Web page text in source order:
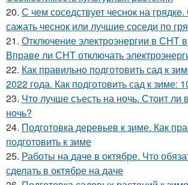
20. С чем соседствует чеснок на
сажать чеснок или лучшие соседи по
21. Отключение электроэнергии в СНТ
Вправе ли СНТ отключать
22. Как правильно подготовить сад к
2022 года. Как подготовить сад к зиме:
23. Что лучше съесть на ночь. Стоит ли
ночь?
24. Подготовка деревьев к зиме. Как
подготовить к зиме
25. Работы на даче в октябре. Что
сделать в октябре на даче